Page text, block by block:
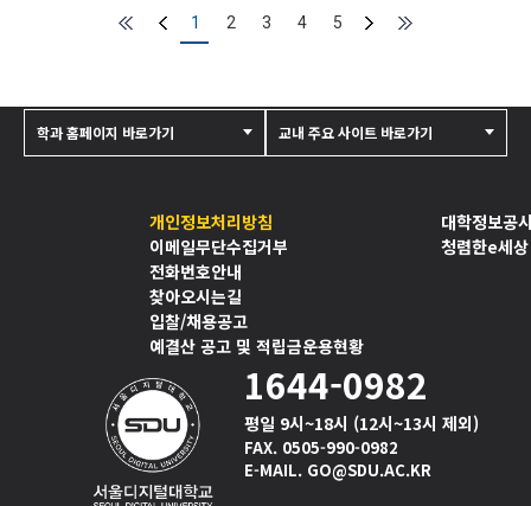
1 2 3 4 5
개인정보처리방침
이메일무단수집거부
전화번호안내
찾아오시는길
입찰/채용공고
예결산 공고 및 적립금운용현황
대학정보공
청렴한e세상
1644-0982
평일 9시~18시 (12시~13시 제외)
FAX. 0505-990-0982
E-MAIL. GO@SDU.AC.KR
학과 홈페이지 바로가기 교내 주요 사이트 바로가기